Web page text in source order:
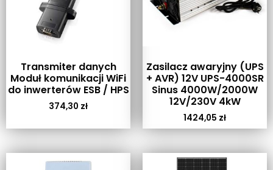
Transmiter danych
Moduł komunikacji WiFi
do inwerterów ESB / HPS
374,30 zł
Zasilacz awaryjny (UPS
+ AVR) 12V UPS-4000SR
Sinus 4000W/2000W
12V/230V 4kW
1424,05 zł